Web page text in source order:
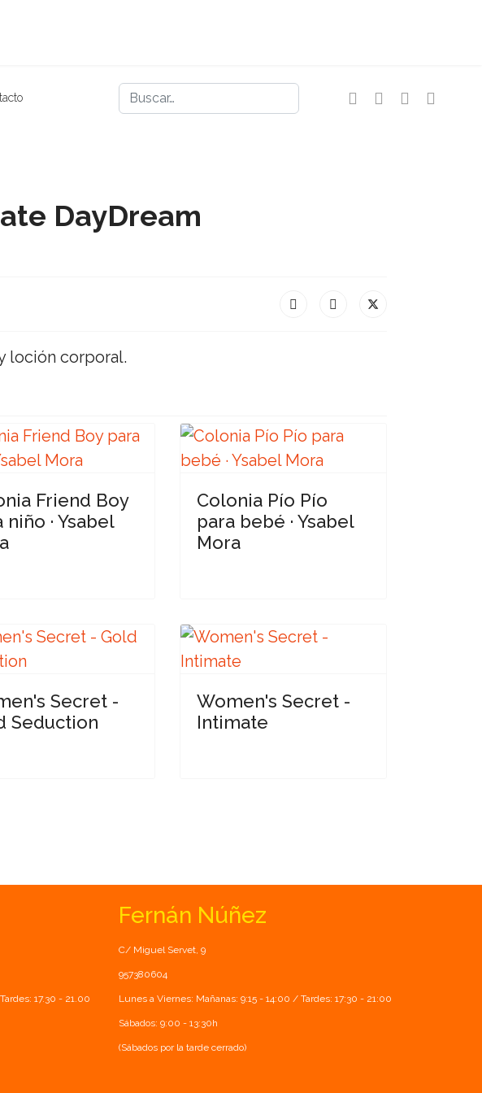
Buscar
DayDream
loción corporal.
Friend Boy
niño · Ysabel
Colonia Pío Pío
para bebé · Ysabel
Mora
Secret -
Seduction
Women's Secret -
Intimate
17.30 - 21.00
Fernán Núñez
C/ Miguel Servet, 9
957380604
Lunes a Viernes: Mañanas: 9:15 - 14:00 / Tardes: 17:30 - 21:00
Sábados: 9:00 - 13:30h
(Sábados por la tarde cerrado)